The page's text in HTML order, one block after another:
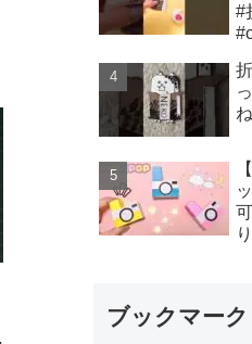
#
ブックマーク